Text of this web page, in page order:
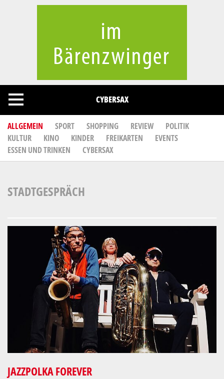
CYBERSAX
ALLGEMEIN SPORT SHOPPING REVIEW
POLITIK
KULTUR
KINO KINDER FREIKARTEN
EVENTS
ESSEN UND TRINKEN
CYBERSAX
STADTGESPRÄCH
JAZZPOLKA FOREVER
Cookies management panel